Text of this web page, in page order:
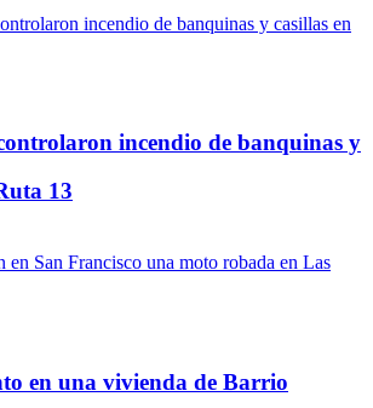
incendio de banquinas y
13
en una vivienda de Barrio